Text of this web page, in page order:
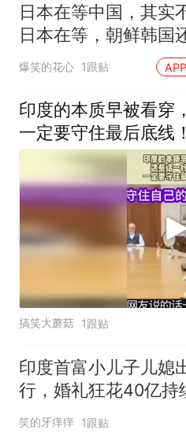
日本在等中国，其实
日本在等，朝鲜韩国
俄罗斯！
爆笑的花心 1跟贴
印度的本质早被看穿
一定要守住最后底线！
搞笑大蘑菇 1跟贴
印度首富小儿子儿媳
行，婚礼狂花40亿持
月，盖茨莫迪都来
笑的牙痒痒 1跟贴